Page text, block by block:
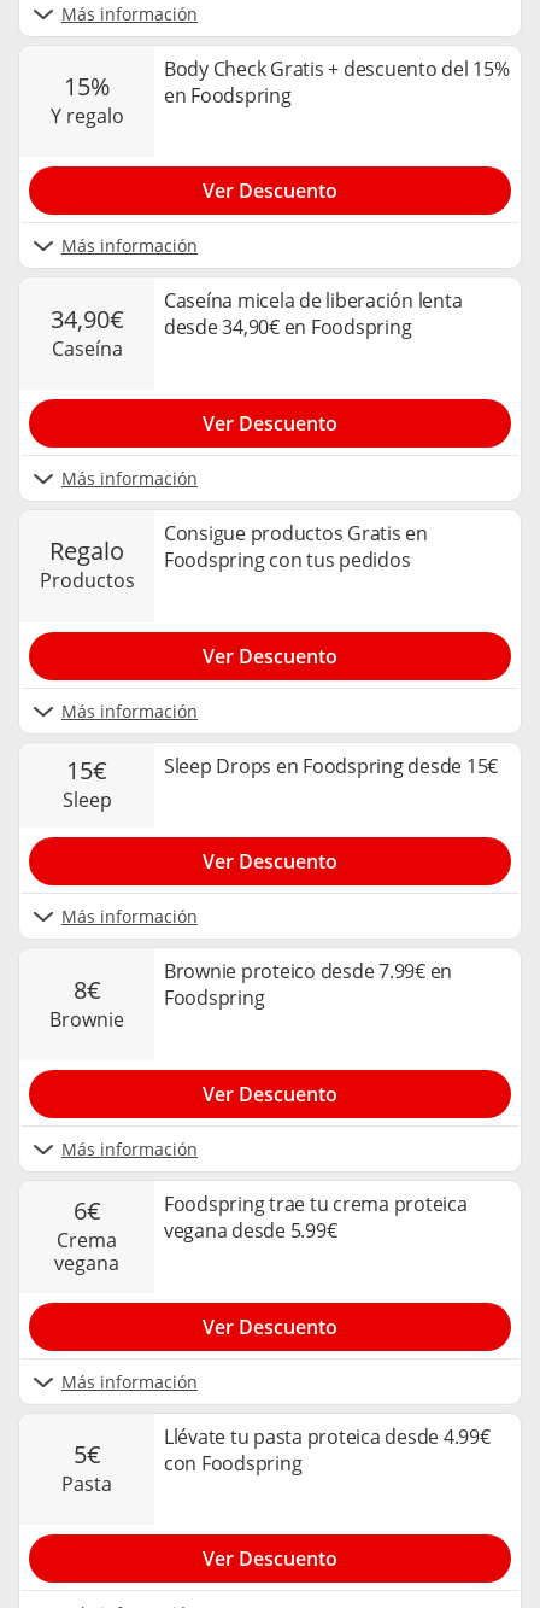
Más información
15%
y regalo
Body Check Gratis + descuento del 15%
en Foodspring
Más información
Ver Descuento
34,90€
caseína
Caseína micela de liberación lenta
desde 34,90€ en Foodspring
Más información
Ver Descuento
regalo
productos
Consigue productos Gratis en
Foodspring con tus pedidos
Más información
Ver Descuento
15€
sleep
Sleep Drops en Foodspring desde 15€
Más información
Ver Descuento
8€
brownie
Brownie proteico desde 7.99€ en
Foodspring
Más información
Ver Descuento
6€
crema
vegana
Foodspring trae tu crema proteica
vegana desde 5.99€
Más información
Ver Descuento
5€
pasta
Llévate tu pasta proteica desde 4.99€
con Foodspring
Ver Descuento